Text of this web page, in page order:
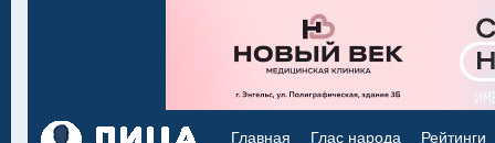
Главная Глас народа Рейтинги